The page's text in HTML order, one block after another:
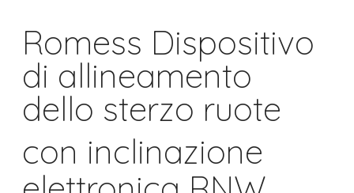
Romess Dispositivo
di allineamento
dello sterzo ruote
con inclinazione